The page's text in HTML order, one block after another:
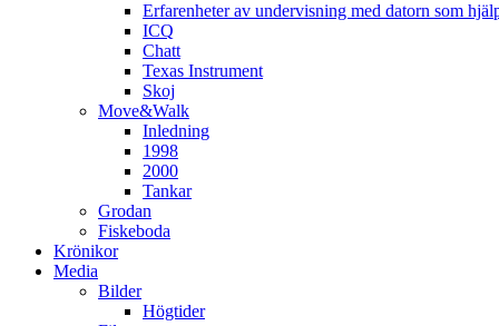
Erfarenheter av undervisning med datorn som
ICQ
Chatt
Texas Instrument
Skoj
Move&Walk
Inledning
1998
2000
Tankar
Grodan
Fiskeboda
Krönikor
Media
Bilder
Högtider